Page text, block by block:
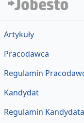
Artykuły
Pracodawca
Regulamin
Kandydat
Regulamin Kandydata